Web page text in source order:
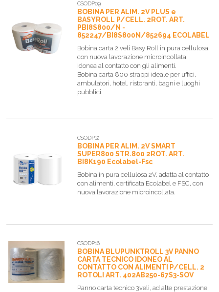
CSODP09
BOBINA PER ALIM. 2V PLUS e
BASYROLL P/CELL. 2ROT. ART.
PBI8S800/N -
852247/BI8S800N/852694 ECOLABEL
Bobina carta 2 veli Basy Roll in pura cellulosa,
con nuova lavorazione microincollata.
Idonea al contatto con gli alimenti.
Bobina carta 800 strappi ideale per uffici,
ambulatori, hotel, ristoranti, bagni e luoghi
pubblici.
CSODP12
BOBINA PER ALIM. 2V SMART
SUPER800 STR.800 2ROT. ART.
BI8K190 Ecolabel-Fsc
Bobina in pura cellulosa 2V, adatta al contatto
con alimenti, certificata Ecolabel e FSC, con
nuova lavorazione microincollata.
CSODP16
BOBINA BLUPUNKTROLL 3V PANNO
CARTA TECNICO IDONEO AL
CONTATTO CON ALIMENTI P/CELL. 2
ROTOLI ART. 402AB250-67S3-SOV
Panno carta tecnico 3veli, ad alte prestazione,